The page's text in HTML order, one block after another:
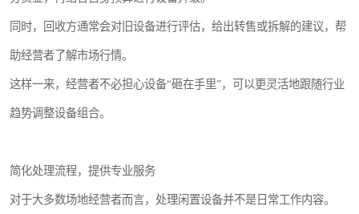
同时，回收方通常会对旧设备进行评估，给出转售或拆解的建议，帮
助经营者了解市场行情。
这样一来，经营者不必担心设备“砸在手里”，可以更灵活地跟随行业
趋势调整设备组合。
简化处理流程，提供专业服务
对于大多数场地经营者而言，处理闲置设备并不是日常工作内容。